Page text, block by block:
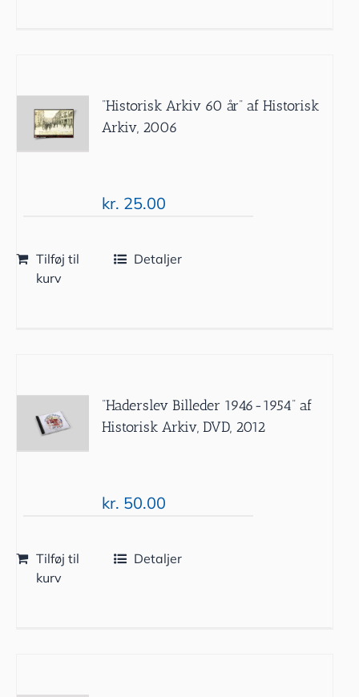
”Historisk Arkiv 60 år” af Historisk
Arkiv, 2006
kr. 25.00
Tilføj til
kurv
Detaljer
”Haderslev Billeder 1946-1954” af
Historisk Arkiv, DVD, 2012
kr. 50.00
Tilføj til
kurv
Detaljer